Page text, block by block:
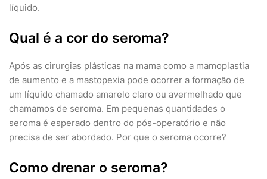
líquido.
Qual é a cor do seroma?
Após as cirurgias plásticas na mama como a mamoplastia
de aumento e a mastopexia pode ocorrer a formação de
um líquido chamado amarelo claro ou avermelhado que
chamamos de seroma. Em pequenas quantidades o
seroma é esperado dentro do pós-operatório e não
precisa de ser abordado. Por que o seroma ocorre?
Como drenar o seroma?